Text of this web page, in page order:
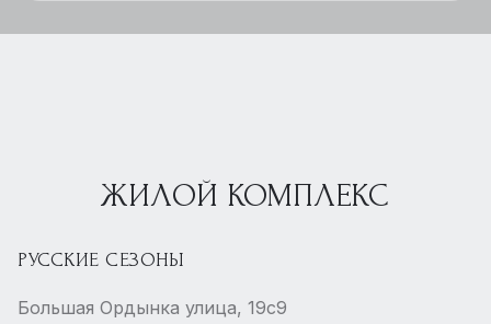
ЖИЛОЙ КОМПЛЕКС
РУССКИЕ СЕЗОНЫ
Большая Ордынка улица, 19с9